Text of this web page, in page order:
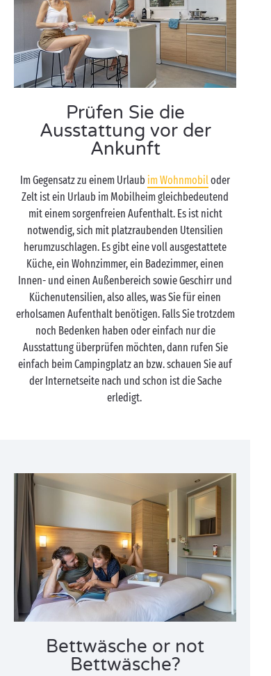
Prüfen Sie die
Ausstattung vor der
Ankunft
Im Gegensatz zu einem Urlaub im Wohnmobiloder
Zelt ist ein Urlaub im Mobilheim gleichbedeutend
mit einem sorgenfreien Aufenthalt. Es ist nicht
notwendig, sich mit platzraubenden Utensilien
herumzuschlagen. Es gibt eine voll ausgestattete
Küche, ein Wohnzimmer, ein Badezimmer, einen
Innen- und einen Außenbereich sowie Geschirr und
Küchenutensilien, also alles, was Sie für einen
erholsamen Aufenthalt benötigen. Falls Sie trotzdem
noch Bedenken haben oder einfach nur die
Ausstattung überprüfen möchten, dann rufen Sie
einfach beim Campingplatz an bzw. schauen Sie auf
der Internetseite nach und schon ist die Sache
erledigt.
Bettwäsche or not
Bettwäsche?